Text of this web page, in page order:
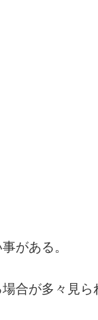
がある。
合が多々見ら